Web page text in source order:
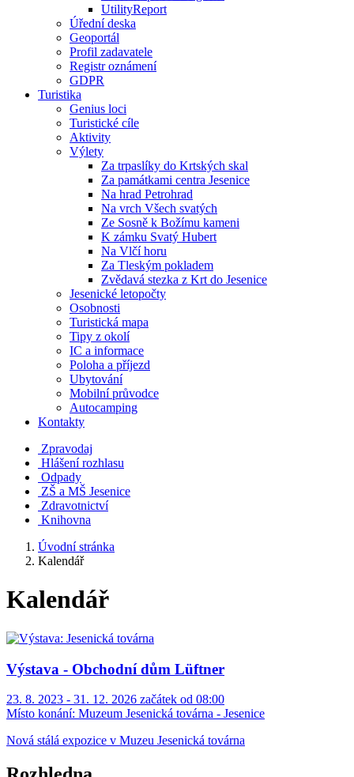
UtilityReport
Úřední deska
Geoportál
Profil zadavatele
Registr oznámení
GDPR
Turistika
Genius loci
Turistické cíle
Aktivity
Výlety
Za trpaslíky do Krtských skal
Za památkami centra Jesenice
Na hrad Petrohrad
Na vrch Všech svatých
Ze Sosně k Božímu kameni
K zámku Svatý Hubert
Na Vlčí horu
Za Tleským pokladem
Zvědavá stezka z Krt do Jesenice
Jesenické letopočty
Osobnosti
Turistická mapa
Tipy z okolí
IC a informace
Poloha a příjezd
Ubytování
Mobilní průvodce
Autocamping
Kontakty
Zpravodaj
Hlášení rozhlasu
Odpady
ZŠ a MŠ Jesenice
Zdravotnictví
Knihovna
Úvodní stránka
Kalendář
Kalendář
Výstava - Obchodní dům Lüftner
23. 8. 2023 - 31. 12. 2026 začátek od 08:00
Místo konání: Muzeum Jesenická továrna - Jesenice
Nová stálá expozice v Muzeu Jesenická továrna